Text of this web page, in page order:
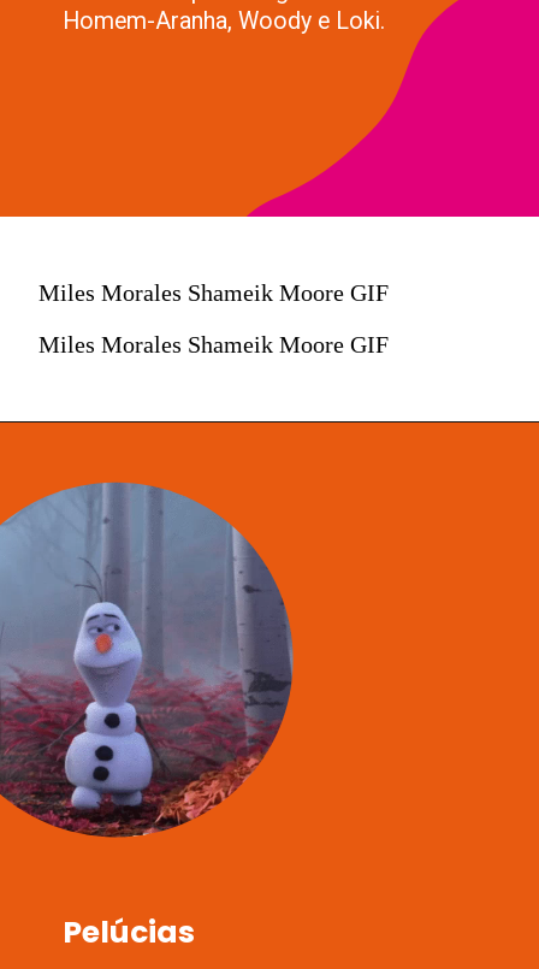
Homem-Aranha, Woody e Loki.
Miles Morales Shameik Moore GIF
Miles Morales Shameik Moore GIF
Pelúcias